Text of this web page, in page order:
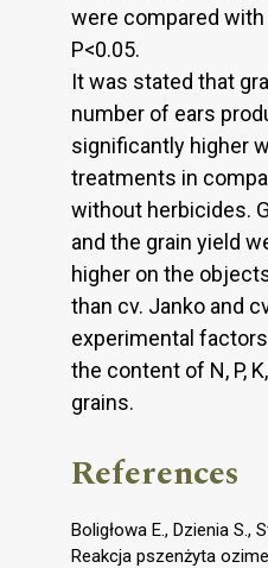
were compared
P<0.05.
It was stated that
number of ears
significantly higher
treatments in
without herbicides.
and the grain yield
higher on the
than cv. Janko and
experimental
the content of N, P,
grains.
References
Boligłowa E., Dzienia S.,
Reakcja pszenżyta